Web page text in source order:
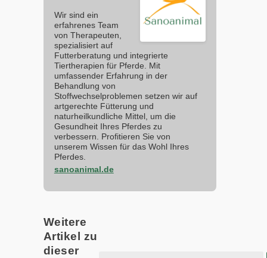
Wir sind ein
erfahrenes Team
von Therapeuten,
spezialisiert auf
Futterberatung und integrierte
Tiertherapien für Pferde. Mit
umfassender Erfahrung in der
Behandlung von
Stoffwechselproblemen setzen wir auf
artgerechte Fütterung und
naturheilkundliche Mittel, um die
Gesundheit Ihres Pferdes zu
verbessern. Profitieren Sie von
unserem Wissen für das Wohl Ihres
Pferdes.
sanoanimal.de
Weitere
Artikel zu
dieser